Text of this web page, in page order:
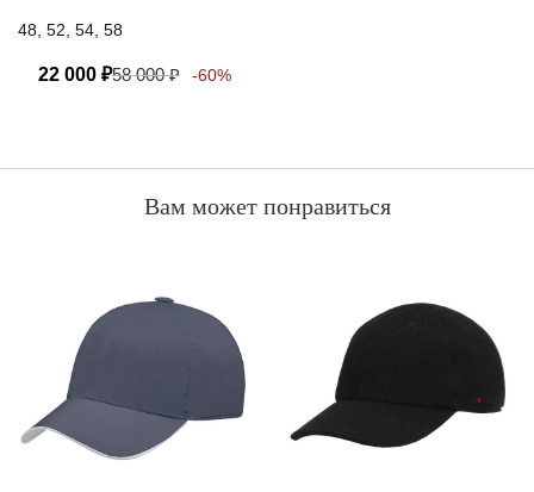
48, 52, 54, 58
22 000 ₽58 000₽ -60%
Вам может понравиться